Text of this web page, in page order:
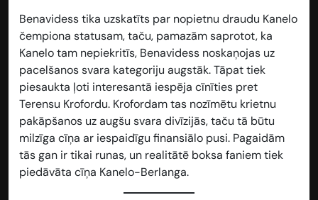
Benavidess tika uzskatīts par nopietnu draudu Kanelo
čempiona statusam, taču, pamazām saprotot, ka
Kanelo tam nepiekritīs, Benavidess noskaņojas uz
pacelšanos svara kategoriju augstāk. Tāpat tiek
piesaukta ļoti interesantā iespēja cīnīties pret
Terensu Krofordu. Krofordam tas nozīmētu krietnu
pakāpšanos uz augšu svara divīzijās, taču tā būtu
milzīga cīņa ar iespaidīgu finansiālo pusi. Pagaidām
tās gan ir tikai runas, un realitātē boksa faniem tiek
piedāvāta cīņa Kanelo-Berlanga.